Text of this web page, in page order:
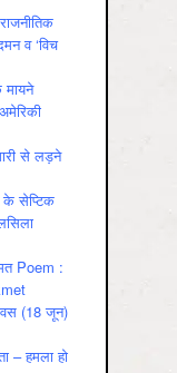
व ‘विच
से लड़ने
के सेप्टिक
Poem :
(18 जून)
– हमला हो